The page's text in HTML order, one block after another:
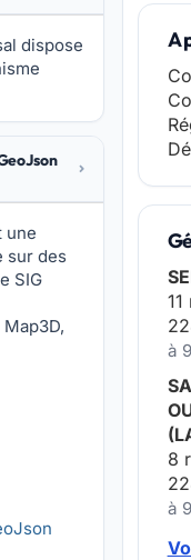
dispose
une
sur des
SIG
A
à
8
à